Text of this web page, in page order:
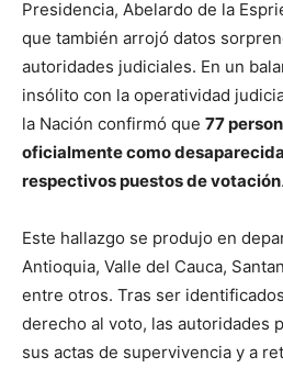
Presidencia, Abelardo de la
que también arrojó datos
autoridades judiciales. En un
insólito con la operatividad
la Nación confirmó que 77
oficialmente como
respectivos puestos de votación.
Este hallazgo se produjo en
Antioquia, Valle del Cauca,
entre otros. Tras ser
derecho al voto, las autoridades
sus actas de supervivencia y a